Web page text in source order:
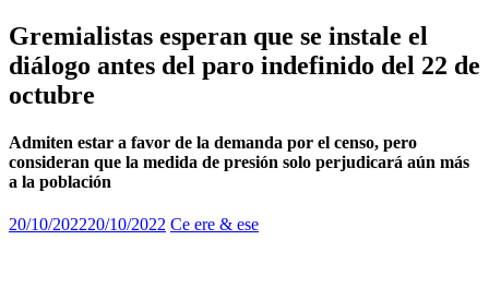
Gremialistas esperan que se instale el
diálogo antes del paro indefinido del 22 de
octubre
Admiten estar a favor de la demanda por el censo, pero
consideran que la medida de presión solo perjudicará aún más
a la población
20/10/202220/10/2022 Ce ere & ese